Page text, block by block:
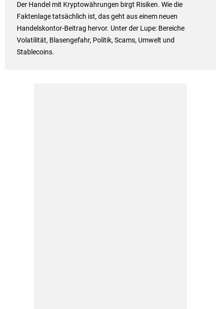
Der Handel mit Kryptowährungen birgt Risiken. Wie die
Faktenlage tatsächlich ist, das geht aus einem neuen
Handelskontor-Beitrag hervor. Unter der Lupe: Bereiche
Volatilität, Blasengefahr, Politik, Scams, Umwelt und
Stablecoins.